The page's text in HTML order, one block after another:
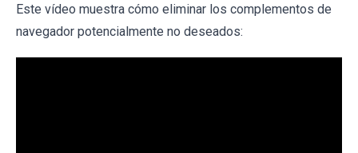
Este vídeo muestra cómo eliminar los complementos de
navegador potencialmente no deseados: